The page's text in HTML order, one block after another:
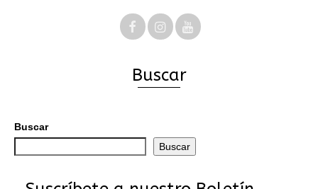
Buscar
Buscar
Buscar